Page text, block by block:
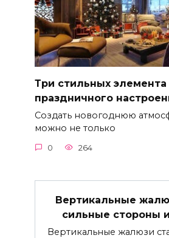
Три стильных
праздничного
Создать новогоднюю
можно не только
0 264
Вертикальные
сильные стороны
Вертикальные жалюзи